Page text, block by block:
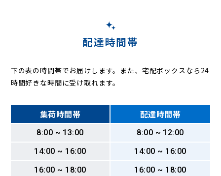
配達時間帯
下の表の時間帯でお届けします。また、宅配ボックスなら24
時間好きな時間に受け取れます。
集荷時間帯 配達時間帯
8:00 ~ 13:00
8:00 ~ 12:00
14:00 ~ 16:00
14:00 ~ 16:00
16:00 ~ 18:00
16:00 ~ 18:00